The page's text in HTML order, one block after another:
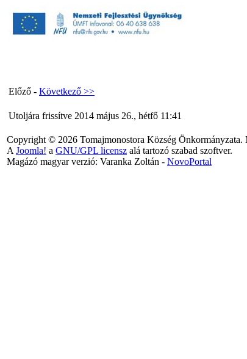
Előző - Következő >>
Utoljára frissítve 2014 május 26., hétfő 11:41
Copyright © 2026 Tomajmonostora Község Önkormányzata.
A Joomla! a GNU/GPL licensz alá tartozó szabad szoftver.
Magázó magyar verzió: Varanka Zoltán - NovoPortal